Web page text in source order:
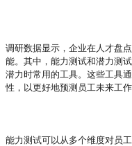
调研数据显示，企业在人才盘
能。其中，能力测试和潜力测
潜力时常用的工具。这些工具
性，以更好地预测员工未来工作
能力测试可以从多个维度对员